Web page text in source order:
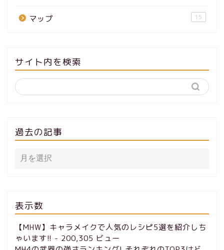
マップ 15
サイト内を検索
過去の記事
表示数
【MHW】キャラメイクで人気のレシピ5選を紹介しち
ゃいます!! - 200,305 ビュー